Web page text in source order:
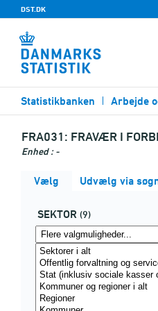
DST.DK
Statistikbanken Arbejde
FRA031: FRAVÆR I
Enhed : -
Vælg Udvælg via
SEKTOR (9)